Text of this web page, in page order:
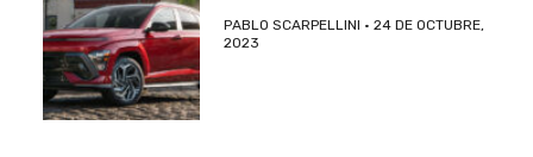
PABLO SCARPELLINI
24 DE OCTUBRE,
2023